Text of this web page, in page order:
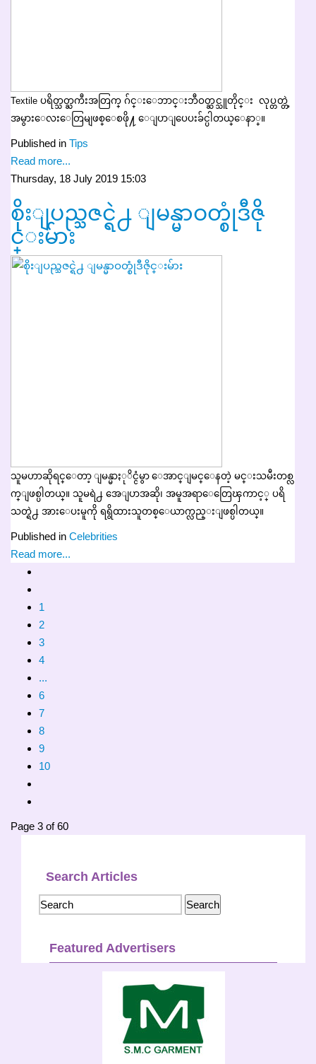
Textile ပရိတ္သတ္ႀကီးအတြက္ ဂ်င္းေဘာင္းဘီဝတ္ဆင္သူတိုင္း လုပ္တတ္တဲ့
အမွားေလးေတြမျဖစ္ေစဖို႔ ေျပာျပေပးခ်င္ပါတယ္ေနာ္။
Published in Tips
Read more...
Thursday, 18 July 2019 15:03
စိုးျပည္သဇင္ရဲ႕ ျမန္မာဝတ္စုံဒီဇို
င္းမ်ား
သူမဟာဆိုရင္ေတာ့ ျမန္မာႏုိင္ငံမွာ ေအာင္ျမင္ေနတဲ့ မင္းသမီးတစ္လ
က္ျဖစ္ပါတယ္။ သူမရဲ႕ အေျပာအဆို၊ အမူအရာေတြေၾကာင့္ ပရိ
သတ္ရဲ႕ အားေပးမူကို ရရွိထားသူတစ္ေယာက္လည္းျဖစ္ပါတယ္။
Published in Celebrities
Read more...
1
2
3
4
...
6
7
8
9
10
Page 3 of 60
Search Articles
Featured Advertisers